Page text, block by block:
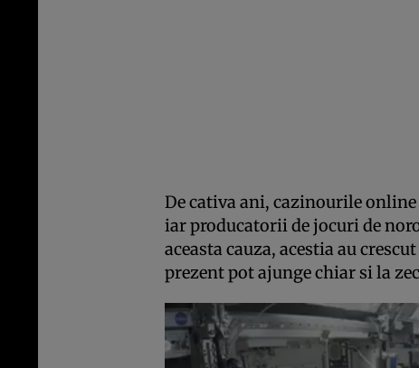
De cativa ani, cazinourile
iar producatorii de jocuri de
aceasta cauza, acestia au
prezent pot ajunge chiar si la